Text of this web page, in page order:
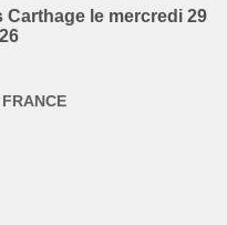
Carthage le mercredi 29